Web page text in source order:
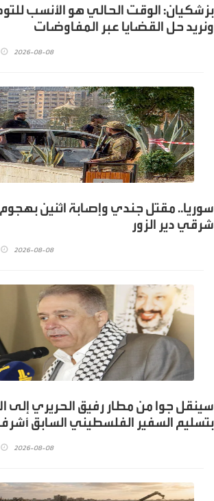
بزشكيان: الوقت الحالي هو الأنسب
ونريد حل القضايا عبر المفاوضات
2026-08-08
سوريا.. مقتل جندي وإصابة اثنين
شرقي دير الزور
2026-08-08
سينقل جوا من مطار رفيق الحريري إلى
بتسليم السفير الفلسطيني السابق
2026-08-08